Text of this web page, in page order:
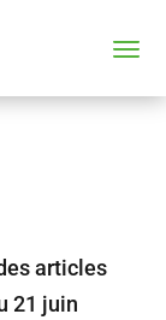
articles
21 juin